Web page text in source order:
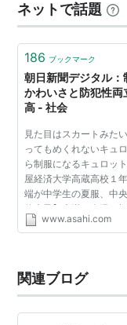
があり、また、防
よりさらに安心
ネットで話題
186 ブックマーク
朝日新聞デジタル：
かわいさと防犯性
高 - 社会
見た目はスカートみた
ってもめくれないキュ
ら制服になるキュロッ
屋経済大学高蔵高校１
端が中学生の夏服、中
佐也子】痴漢や盗撮の
中高校生のスカート。
www.asahi.com
関連ブログ